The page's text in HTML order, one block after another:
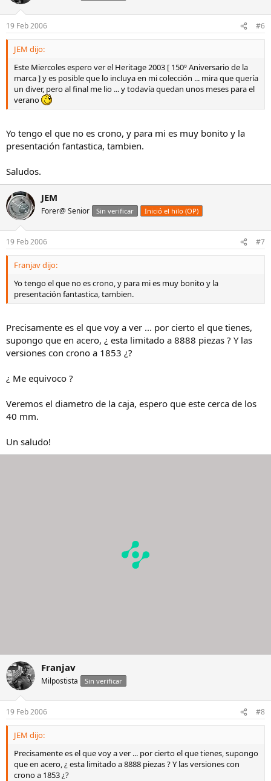
19 Feb 2006 #6
JEM dijo:
Este Miercoles espero ver el Heritage 2003 [ 150º Aniversario de la
marca ] y es posible que lo incluya en mi colección ... mira que quería
un diver, pero al final me lio ... y todavía quedan unos meses para el
verano
Yo tengo el que no es crono, y para mi es muy bonito y la
presentación fantastica, tambien.
Saludos.
JEM
Forer@ Senior Sin verificar Inició el hilo (OP)
19 Feb 2006 #7
Franjav dijo:
Yo tengo el que no es crono, y para mi es muy bonito y la
presentación fantastica, tambien.
Precisamente es el que voy a ver ... por cierto el que tienes,
supongo que en acero, ¿ esta limitado a 8888 piezas ? Y las
versiones con crono a 1853 ¿?
¿ Me equivoco ?
Veremos el diametro de la caja, espero que este cerca de los
40 mm.
Un saludo!
Franjav
Milpostista Sin verificar
19 Feb 2006 #8
JEM dijo:
Precisamente es el que voy a ver ... por cierto el que tienes, supongo
que en acero, ¿ esta limitado a 8888 piezas ? Y las versiones con
crono a 1853 ¿?